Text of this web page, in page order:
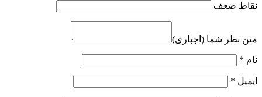
نقاط ضعف
متن نظر شما (اجباری)
نام *
ایمیل *